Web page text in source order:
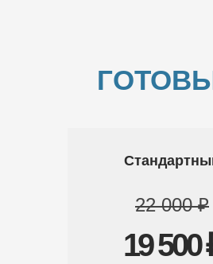
22 000 ₽
19 500